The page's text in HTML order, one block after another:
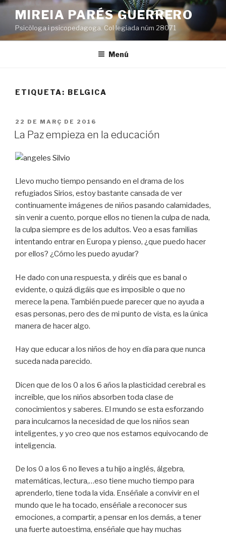
Vés
contingut
MIREIA PARÉS GUERRERO
Psicòloga i psicopedagoga. Col·legiada núm 28071
Menú
ETIQUETA: BELGICA
PUBLICAT
A
22 DE MARÇ DE 2016
La Paz empieza en la educación
Llevo mucho tiempo pensando en el drama de los
refugiados Sirios, estoy bastante cansada de ver
continuamente imágenes de niños pasando calamidades,
sin venir a cuento, porque ellos no tienen la culpa de nada,
la culpa siempre es de los adultos. Veo a esas familias
intentando entrar en Europa y pienso, ¿que puedo hacer
por ellos? ¿Cómo les puedo ayudar?
He dado con una respuesta, y diréis que es banal o
evidente, o quizá digáis que es imposible o que no
merece la pena. También puede parecer que no ayuda a
esas personas, pero des de mi punto de vista, es la única
manera de hacer algo.
Hay que educar a los niños de hoy en día para que nunca
suceda nada parecido.
Dicen que de los 0 a los 6 años la plasticidad cerebral es
increíble, que los niños absorben toda clase de
conocimientos y saberes. El mundo se esta esforzando
para inculcarnos la necesidad de que los niños sean
inteligentes, y yo creo que nos estamos equivocando de
inteligencia.
De los 0 a los 6 no lleves a tu hijo a inglés, álgebra,
matemáticas, lectura,…eso tiene mucho tiempo para
aprenderlo, tiene toda la vida. Enséñale a convivir en el
mundo que le ha tocado, enséñale a reconocer sus
emociones, a compartir, a pensar en los demás, a tener
una fuerte autoestima, enséñale que hay muchas